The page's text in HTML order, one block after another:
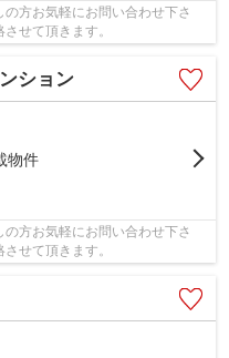
方お気軽にお問い合わせ下さ
せて頂きます。
ション
物件
方お気軽にお問い合わせ下さ
せて頂きます。